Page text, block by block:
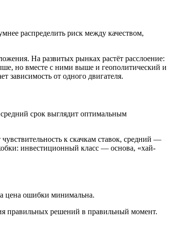
распределить риск между качеством,
На развитых рынках растёт расслоение:
но вместе с ними выше и геополитический и
зависимость от одного двигателя.
срок выглядит оптимальным
к скачкам ставок, средний —
инвестиционный класс — основа, «хай-
цена ошибки минимальна.
правильных решений в правильный момент.